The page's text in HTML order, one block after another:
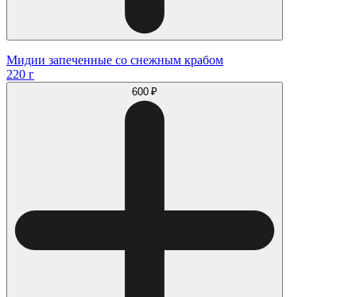
Мидии запеченные со снежным крабом
220 г
600 ₽